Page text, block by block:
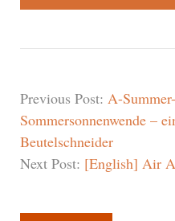
Previous Post: A-
Sommersonnenwende –
Beutelschneider
Next Post: [English] Air